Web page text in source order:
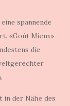
spannende
«Goût Mieux»
die
der Nähe des